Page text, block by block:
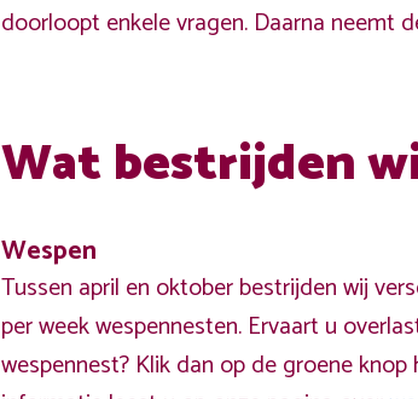
doorloopt enkele vragen. Daarna neemt
Wat bestrijden
Wespen
Tussen april en oktober bestrijden wij
per week wespennesten. Ervaart u
wespennest? Klik dan op de groene knop